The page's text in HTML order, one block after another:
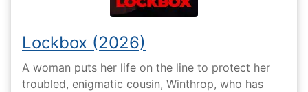
Lockbox (2026)
A woman puts her life on the line to protect her
troubled, enigmatic cousin, Winthrop, who has